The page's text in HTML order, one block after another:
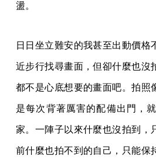
盪。
日日坐立難安的我甚至出動價格
近步行找尋畫面，但卻什麼也沒
都不是心底想要的畫面吧。拍照
是每次背著厲害的配備出門，
家。一陣子以來什麼也沒拍到，
前什麼也拍不到的自己，只能保